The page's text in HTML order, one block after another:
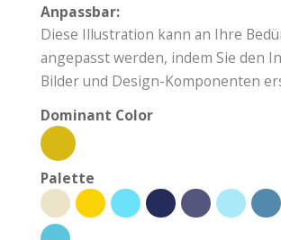
Anpassbar:
Diese Illustration kann an Ihre
angepasst werden, indem Sie den
Bilder und Design-Komponenten
Dominant Color
Palette